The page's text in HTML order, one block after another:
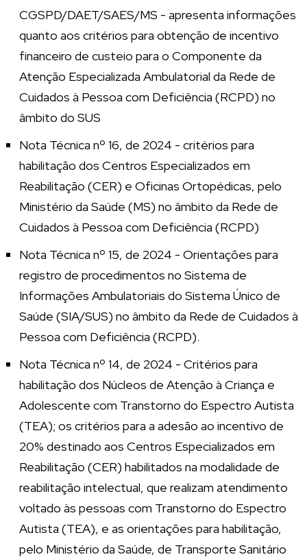
CGSPD/DAET/SAES/MS - apresenta informações
quanto aos critérios para obtenção de incentivo
financeiro de custeio para o Componente da
Atenção Especializada Ambulatorial da Rede de
Cuidados à Pessoa com Deficiência (RCPD) no
âmbito do SUS
Nota Técnica nº 16, de 2024 - critérios para
habilitação dos Centros Especializados em
Reabilitação (CER) e Oficinas Ortopédicas, pelo
Ministério da Saúde (MS) no âmbito da Rede de
Cuidados à Pessoa com Deficiência (RCPD)
Nota Técnica nº 15, de 2024 - Orientações para
registro de procedimentos no Sistema de
Informações Ambulatoriais do Sistema Único de
Saúde (SIA/SUS) no âmbito da Rede de Cuidados à
Pessoa com Deficiência (RCPD).
Nota Técnica nº 14, de 2024 - Critérios para
habilitação dos Núcleos de Atenção à Criança e
Adolescente com Transtorno do Espectro Autista
(TEA); os critérios para a adesão ao incentivo de
20% destinado aos Centros Especializados em
Reabilitação (CER) habilitados na modalidade de
reabilitação intelectual, que realizam atendimento
voltado às pessoas com Transtorno do Espectro
Autista (TEA), e as orientações para habilitação,
pelo Ministério da Saúde, de Transporte Sanitário